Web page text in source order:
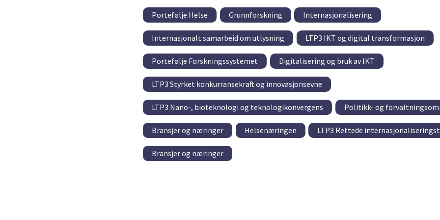
Portefølje Helse Grunnforskning Internasjonalisering
Internasjonalt samarbeid om utlysning LTP3 IKT og digital transformasjon
Portefølje Forskningssystemet Digitalisering og bruk av IKT
LTP3 Styrket konkurransekraft og innovasjonsevne
LTP3 Nano-, bioteknologi og teknologikonvergens Politikk- og
Bransjer og næringer Helsenæringen LTP3 Rettede
Bransjer og næringer